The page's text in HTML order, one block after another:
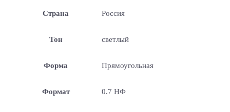
Страна Россия
Тон светлый
Форма Прямоугольная
Формат 0.7 НФ